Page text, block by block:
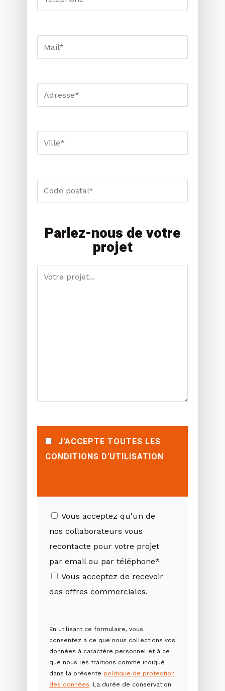
Parlez-nous de votre
projet
J'ACCEPTE TOUTES LES
CONDITIONS D'UTILISATION
Vous acceptez qu'un de
nos collaborateurs vous
recontacte pour votre projet
par email ou par téléphone*
Vous acceptez de recevoir
des offres commerciales.
En utilisant ce formulaire, vous
consentez à ce que nous collections vos
données à caractère personnel et à ce
que nous les traitions comme indiqué
dans la présente politique de protection
des données. La durée de conservation